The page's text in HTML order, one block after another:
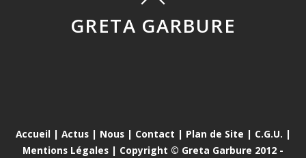
GRETA GARBURE
Accueil | Actus| Nous| Contact | Plan de Site | C.G.U. |
Mentions Légales | Copyright © Greta Garbure 2012 -